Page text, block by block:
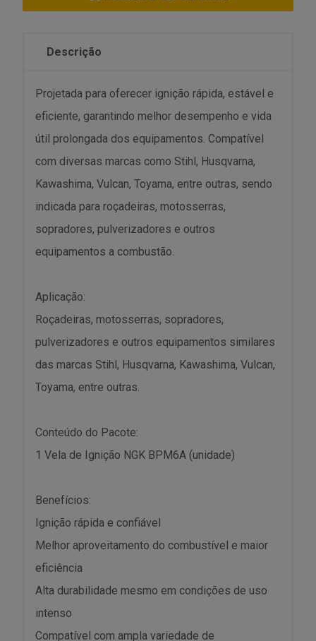
Descrição
Projetada para oferecer ignição rápida, estável e
eficiente, garantindo melhor desempenho e vida
útil prolongada dos equipamentos. Compatível
com diversas marcas como Stihl, Husqvarna,
Kawashima, Vulcan, Toyama, entre outras, sendo
indicada para roçadeiras, motosserras,
sopradores, pulverizadores e outros
equipamentos a combustão.
Aplicação:
Roçadeiras, motosserras, sopradores,
pulverizadores e outros equipamentos similares
das marcas Stihl, Husqvarna, Kawashima, Vulcan,
Toyama, entre outras.
Conteúdo do Pacote:
1 Vela de Ignição NGK BPM6A (unidade)
Benefícios:
Ignição rápida e confiável
Melhor aproveitamento do combustível e maior
eficiência
Alta durabilidade mesmo em condições de uso
intenso
Compatível com ampla variedade de